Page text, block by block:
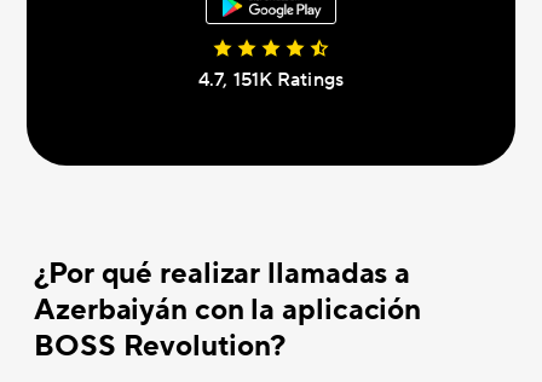
4.7, 151K Ratings
¿Por qué realizar llamadas a
Azerbaiyán con la aplicación
BOSS Revolution?